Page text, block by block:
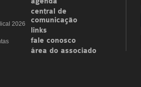
2026
central de
comunicação
links
fale conosco
área do associado